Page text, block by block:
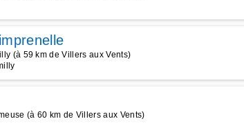
(à 59 km de Villers aux Vents)
(à 60 km de Villers aux Vents)